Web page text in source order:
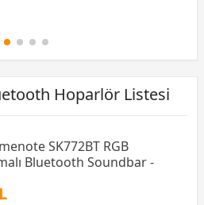
Hoparlör Listesi
SK772BT RGB
Bluetooth Soundbar -